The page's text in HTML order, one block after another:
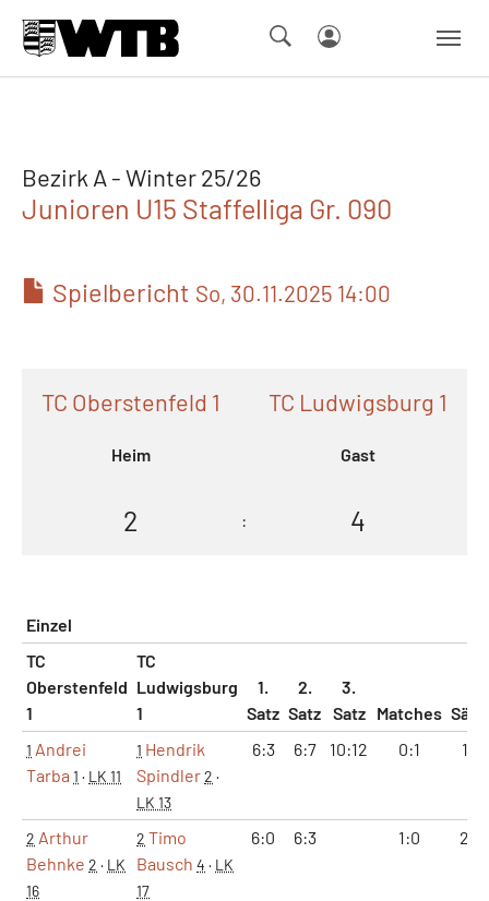
Bezirk A - Winter 25/26
Junioren U15 Staffelliga Gr. 090
Spielbericht So, 30.11.2025 14:00
TC Oberstenfeld 1
Heim
TC Ludwigsburg 1
Gast
2 : 4
Einzel
TC
Oberstenfeld
1
TC
Ludwigsburg
1
1.
Satz
2.
Satz
3.
Satz
Matches
1 Andrei
Tarba 1 · LK 11
1 Hendrik
Spindler2 ·
LK 13
6:3 6:7 10:12 0:1 1:2
2 Arthur
Behnke 2 · LK
16
2 Timo
Bausch 4 · LK
17
6:0 6:3 1:0 2:0